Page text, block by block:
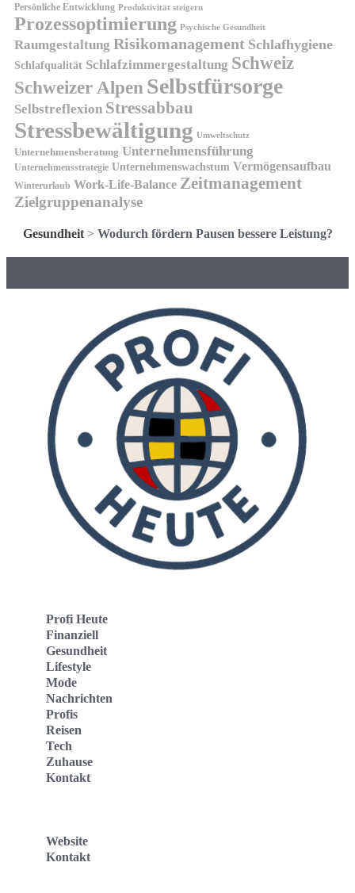
Persönliche Entwicklung Produktivität steigern
Prozessoptimierung Psychische Gesundheit
Raumgestaltung Risikomanagement Schlafhygiene
Schlafqualität Schlafzimmergestaltung Schweiz
Schweizer Alpen Selbstfürsorge
Selbstreflexion Stressabbau
Stressbewältigung Umweltschutz
Unternehmensberatung Unternehmensführung
Unternehmensstrategie Unternehmenswachstum Vermögensaufbau
Winterurlaub Work-Life-Balance Zeitmanagement
Zielgruppenanalyse
Gesundheit> Wodurch fördern Pausen bessere Leistung?
Profi Heute
Finanziell
Gesundheit
Lifestyle
Mode
Nachrichten
Profis
Reisen
Tech
Zuhause
Kontakt
Website
Kontakt